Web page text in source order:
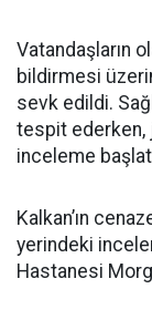
Vatandaşların
bildirmesi
sevk edildi.
tespit ederken,
inceleme
Kalkan’ın
yerindeki
Hastanesi